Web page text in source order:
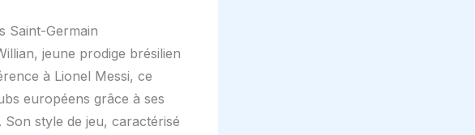
Saint-Germain
jeune prodige brésilien
à Lionel Messi, ce
européens grâce à ses
style de jeu, caractérisé